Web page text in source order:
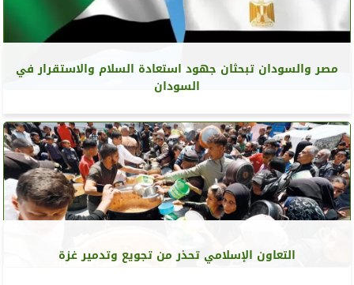
مصر والسودان تبحثان جهود استعادة السلام والاستقرار في
السودان
التعاون الإسلامي تحذر من تجويع وتدمير غزة